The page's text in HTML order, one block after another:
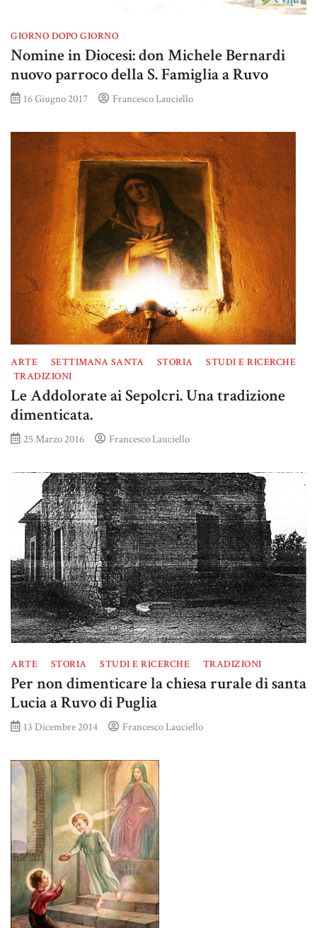
GIORNO DOPO GIORNO
Nomine in Diocesi: don Michele Bernardi
nuovo parroco della S. Famiglia a Ruvo
16 Giugno 2017 Francesco Lauciello
ARTE SETTIMANA SANTA STORIA
STUDI E RICERCHE
TRADIZIONI
Le Addolorate ai Sepolcri. Una tradizione
dimenticata.
25 Marzo 2016 Francesco Lauciello
ARTE STORIA STUDI E RICERCHE TRADIZIONI
Per non dimenticare la chiesa rurale di santa
Lucia a Ruvo di Puglia
13 Dicembre 2014 Francesco Lauciello